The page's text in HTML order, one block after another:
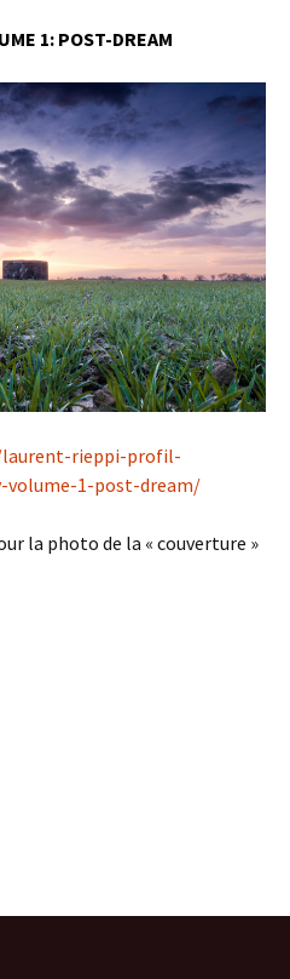
1: POST-DREAM
laurent-rieppi-profil-
1-post-dream/
la photo de la « couverture »